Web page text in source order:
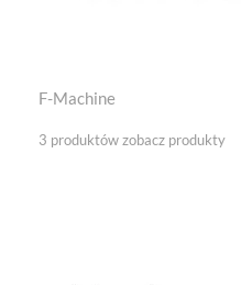
F-Machine
3 produktówzobacz produkty